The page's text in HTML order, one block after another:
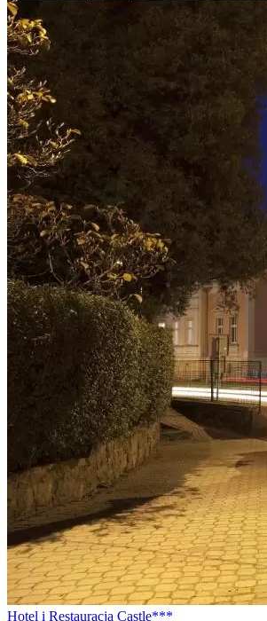
Hotel i Restauracja Castle***